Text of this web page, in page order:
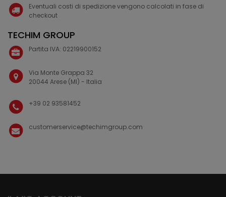
Eventuali costi di spedizione vengono calcolati in fase di
checkout
TECHIM GROUP
Partita IVA: 02219900152
Via Monte Grappa 32
20044 Arese (MI) - Italia
+39 02 93581452
customerservice@techimgroup.com